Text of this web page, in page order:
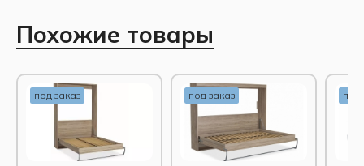
Похожие товары
под заказ под заказ под